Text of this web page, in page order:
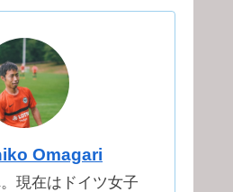
Omagari
現在はドイツ女子